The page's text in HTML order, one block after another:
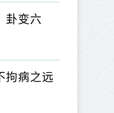
卦变六
拘病之远